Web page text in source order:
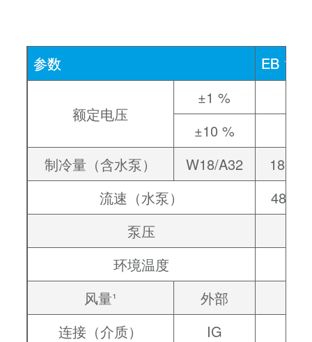
参数 EB 180
额定电压
±1 %
±10 %
制冷量（含水泵）
W18/A32
18 /
流速（水泵）
48 /
泵压
环境温度
风量¹
外部
连接（介质）
IG